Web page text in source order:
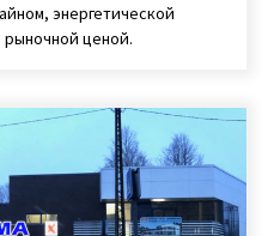
энергетической
ценой.